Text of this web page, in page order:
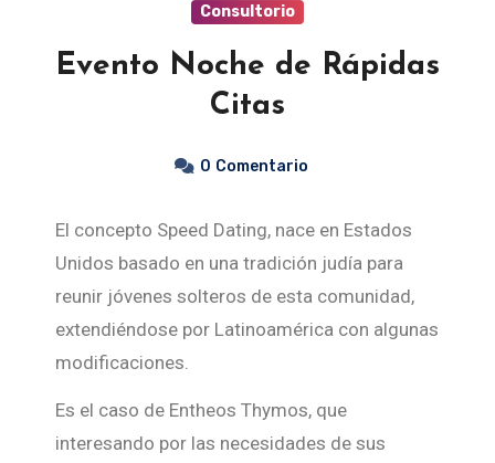
Consultorio
Evento Noche de Rápidas
Citas
0 Comentario
El concepto Speed Dating, nace en Estados
Unidos basado en una tradición judía para
reunir jóvenes solteros de esta comunidad,
extendiéndose por Latinoamérica con algunas
modificaciones.
Es el caso de Entheos Thymos, que
interesando por las necesidades de sus